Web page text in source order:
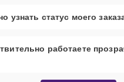
узнать статус моего
работаете